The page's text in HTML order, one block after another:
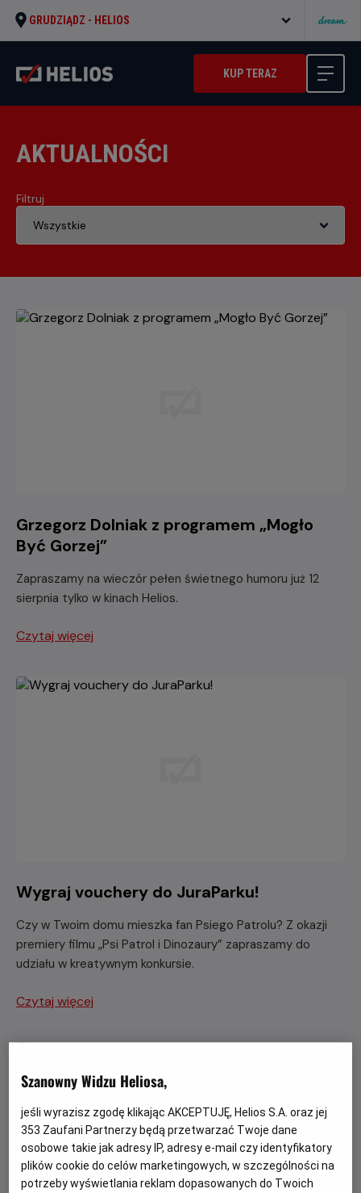
GRUDZIĄDZ - HELIOS
KUP TERAZ
AKTUALNOŚCI
Filtruj
Grzegorz Dolniak z programem „Mogło
Być Gorzej”
Zapraszamy na wieczór pełen świetnego humoru już 12
sierpnia tylko w kinach Helios.
Czytaj więcej
Wygraj vouchery do JuraParku!
Czy w Twoim domu mieszka fan Psiego Patrolu? Z okazji
premiery filmu „Psi Patrol i Dinozaury” zapraszamy do
udziału w kreatywnym konkursie.
Czytaj więcej
Szanowny Widzu Heliosa,
jeśli wyrazisz zgodę klikając AKCEPTUJĘ, Helios S.A. oraz jej
353 Zaufani Partnerzy będą przetwarzać Twoje dane
osobowe takie jak adresy IP, adresy e-mail czy identyfikatory
plików cookie do celów marketingowych, w szczególności na
potrzeby wyświetlania reklam dopasowanych do Twoich